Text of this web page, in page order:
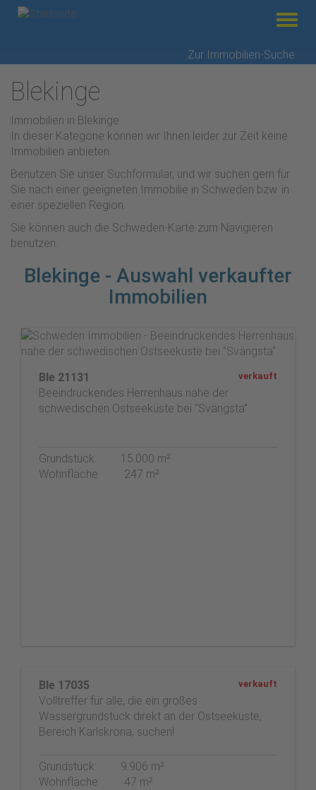
zum
Inhalt
Zur Immobilien-Suche
Blekinge
Immobilien in Blekinge
In dieser Kategorie können wir Ihnen leider zur Zeit keine
Immobilien anbieten.
Benutzen Sie unser Suchformular, und wir suchen gern für
Sie nach einer geeigneten Immobilie in Schweden bzw. in
einer speziellen Region.
Sie können auch die Schweden-Karte zum Navigieren
benutzen.
Blekinge - Auswahl verkaufter
Immobilien
Ble 21131 verkauft
Beeindruckendes Herrenhaus nahe der
schwedischen Ostseeküste bei "Svängsta"
Grundstück:
15.000 m²
Wohnfläche:
247 m²
Ble 17035 verkauft
Volltreffer für alle, die ein großes
Wassergrundstück direkt an der Ostseeküste,
Bereich Karlskrona, suchen!
Grundstück:
9.906 m²
Wohnfläche:
47 m²